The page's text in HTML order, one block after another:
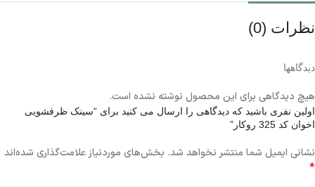
نظرات (0)
دیدگاهها
هیچ دیدگاهی برای این محصول نوشته نشده است.
اولین نفری باشید که دیدگاهی را ارسال می کنید برای “سینک ظرفشویی
اخوان کد 325 روکار”
نشانی ایمیل شما منتشر نخواهد شد. بخش‌های موردنیاز علامت‌گذاری شده‌اند
*